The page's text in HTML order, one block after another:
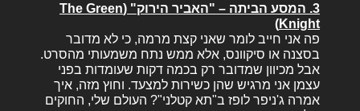
3. המסע הביתה – "האביר הירוק" (The Green
Knight)
פה אני חייב לומר שאני קצת מרמה, כי לא מדובר
בסצנה או סיקוונס, אלא ממש נתח משמעותי מהסרט.
אבל מכיוון שמדובר רק בכמה דקות שעומדות בפני
עצמן אני מרגיש שהן כשירות למצעד. וחוץ מזה, איך
אמרה ג'ניפר לופז ב"תא קטלני"? העולם שלי, החוקים